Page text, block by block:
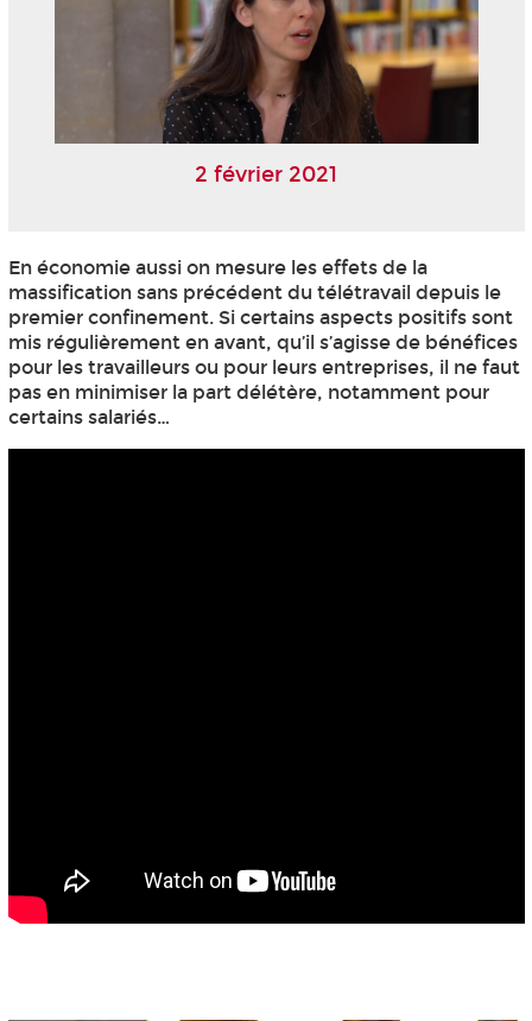
2 février 2021
En économie aussi on mesure les effets de la
massification sans précédent du télétravail depuis le
premier confinement. Si certains aspects positifs sont
mis régulièrement en avant, qu’il s’agisse de bénéfices
pour les travailleurs ou pour leurs entreprises, il ne faut
pas en minimiser la part délétère, notamment pour
certains salariés…